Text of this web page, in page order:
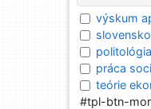
výskum
slovensko
politológia
práca
teórie
#tpl-btn-